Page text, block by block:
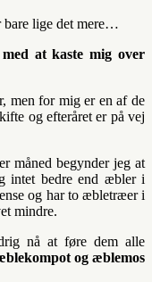
bare lige det mere…
at kaste mig over
men for mig er en af de
og efteråret er på vej
måned begynder jeg at
intet bedre end æbler i
og har to æbletræer i
mindre.
nå at føre dem alle
og æblemos